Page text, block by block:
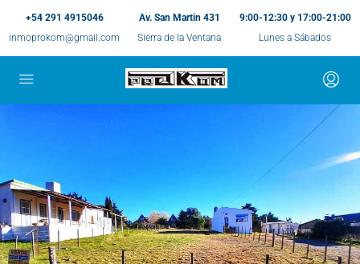
+54 291 4915046
inmoprokom@gmail.com
Av. San Martin 431
Sierra de la Ventana
9:00-12:30 y 17:00-21:00
Lunes a Sábados